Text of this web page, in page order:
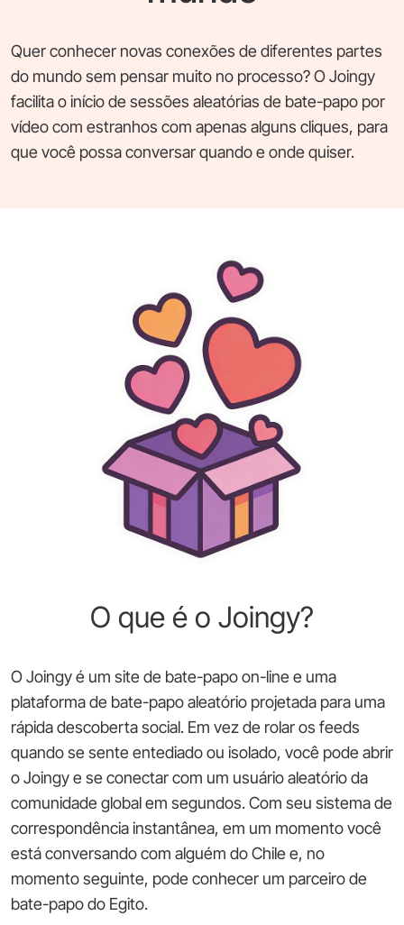
Quer conhecer novas conexões de diferentes partes
do mundo sem pensar muito no processo? O Joingy
facilita o início de sessões aleatórias de bate-papo por
vídeo com estranhos com apenas alguns cliques, para
que você possa conversar quando e onde quiser.
O que é o Joingy?
O Joingy é um site de bate-papo on-line e uma
plataforma de bate-papo aleatório projetada para uma
rápida descoberta social. Em vez de rolar os feeds
quando se sente entediado ou isolado, você pode abrir
o Joingy e se conectar com um usuário aleatório da
comunidade global em segundos. Com seu sistema de
correspondência instantânea, em um momento você
está conversando com alguém do Chile e, no
momento seguinte, pode conhecer um parceiro de
bate-papo do Egito.